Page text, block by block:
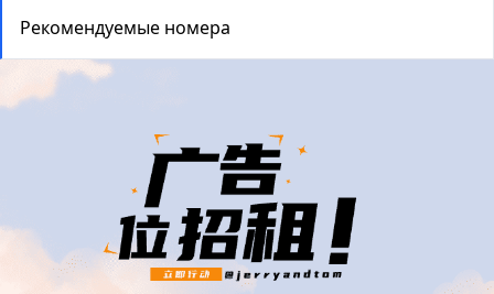
Рекомендуемые номера